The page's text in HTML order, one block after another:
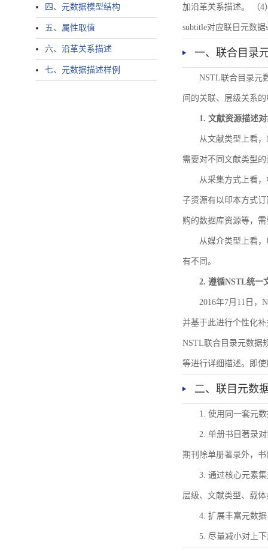
四、元数据模型结构
五、属性取值
六、沿革关系描述
七、元数据描述样例
加沿革关系描述。 （4
subtitle对应联目元数据
一、联合目录
NSTL联合目录元
间的关联、层级关系
1. 文献资源描述
从文献类型上看
需要对不同文献类型
从采集方式上看
子资源有以印本方式
购的数据库资源等，
从媒介类型上看
有不同。
2. 遵循NSTL统一
2016年7月11日，
并基于此进行个性化
NSTL联合目录元数据
等进行详细描述。即
二、联目元数
1. 使用同一套元
2. 单册书目著录
期刊除单册著录外，
3. 通过核心元素
层级、文献类型、载
4. 扩展丰富元数
5. 尽量减小对上